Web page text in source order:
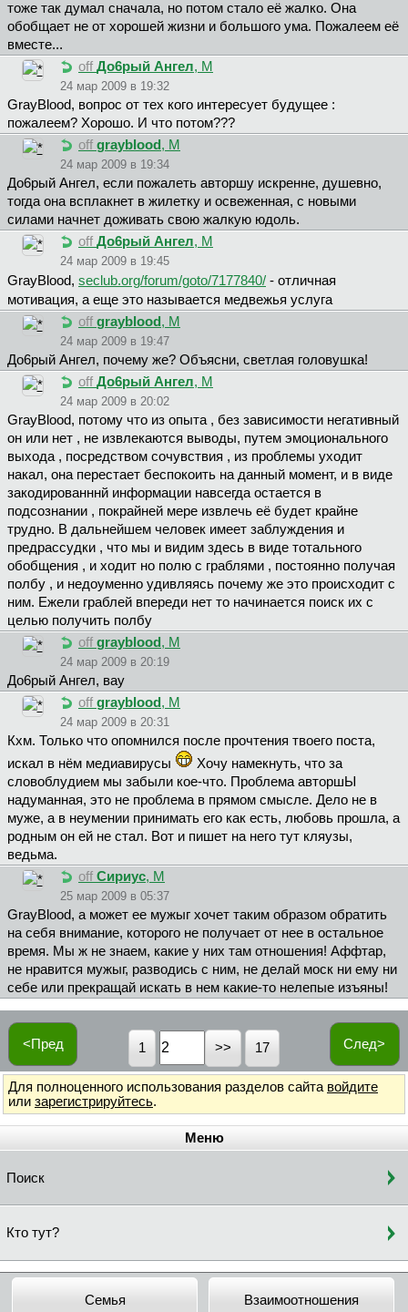
тоже так думал сначала, но потом стало её жалко. Она
обобщает не от хорошей жизни и большого ума. Пожалеем её
вместе...
off Дo6pый Aнгeл, М
24 мар 2009 в 19:32
GrayBlood, вопрос от тех кого интересует будущее :
пожалеем? Хорошо. И что потом???
off grayblood , М
24 мар 2009 в 19:34
Дo6pый Aнгeл, если пожалеть авторшу искренне, душевно,
тогда она всплакнет в жилетку и освеженная, с новыми
силами начнет доживать свою жалкую юдоль.
off Дo6pый Aнгeл, М
24 мар 2009 в 19:45
GrayBlood, seclub.org/forum/goto/7177840/ - отличная
мотивация, а еще это называется медвежья услуга
off grayblood , М
24 мар 2009 в 19:47
Дo6pый Aнгeл, почему же? Объясни, светлая головушка!
off Дo6pый Aнгeл, М
24 мар 2009 в 20:02
GrayBlood, потому что из опыта , без зависимости негативный
он или нет , не извлекаются выводы, путем эмоционального
выхода , посредством сочувствия , из проблемы уходит
накал, она перестает беспокоить на данный момент, и в виде
закодированннй информации навсегда остается в
подсознании , покрайней мере извлечь её будет крайне
трудно. В дальнейшем человек имеет заблуждения и
предрассудки , что мы и видим здесь в виде тотального
обобщения , и ходит но полю с граблями , постоянно получая
полбу , и недоуменно удивляясь почему же это происходит с
ним. Ежели граблей впереди нет то начинается поиск их с
целью получить полбу
off grayblood , М
24 мар 2009 в 20:19
Дo6pый Aнгeл, вау
off grayblood, М
24 мар 2009 в 20:31
Кхм. Только что опомнился после прочтения твоего поста,
искал в нём медиавирусы
Хочу намекнуть, что за
словоблудием мы забыли кое-что. Проблема авторшЫ
надуманная, это не проблема в прямом смысле. Дело не в
муже, а в неумении принимать его как есть, любовь прошла, а
родным он ей не стал. Вот и пишет на него тут кляузы,
ведьма.
off Сириус, М
25 мар 2009 в 05:37
GrayBlood, а может ее мужыг хочет таким образом обратить
на себя внимание, которого не получает от нее в остальное
время. Мы ж не знаем, какие у них там отношения! Аффтар,
не нравится мужыг, разводись с ним, не делай моск ни ему ни
себе или прекращай искать в нем какие-то нелепые изъяны!
<Пред След>
1 17
Для полноценного использования разделов сайта войдите
или зарегистрируйтесь.
Меню
Поиск
Кто тут?
Семья Взаимоотношения